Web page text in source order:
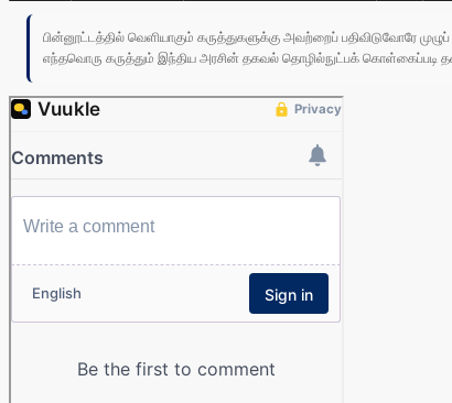
பின்னூட்டத்தில் வெளியாகும் கருத்துகளுக்கு அவற்றைப் பதிவிடுவோரே
எந்தவொரு கருத்தும் இந்திய அரசின் தகவல் தொழில்நுட்பக் கொள்கைப்படி